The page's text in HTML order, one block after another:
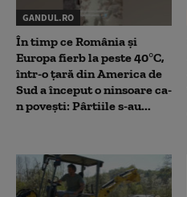
GANDUL.RO
În timp ce România și
Europa fierb la peste 40°C,
într-o țară din America de
Sud a început o ninsoare ca-
n povești: Pârtiile s-au...